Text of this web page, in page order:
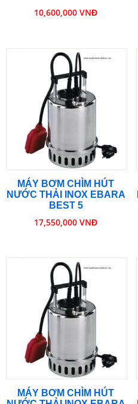
10,600,000 VNĐ
MÁY BƠM CHÌM HÚT
NƯỚC THẢI INOX EBARA
BEST 5
17,550,000 VNĐ
MÁY BƠM CHÌM HÚT